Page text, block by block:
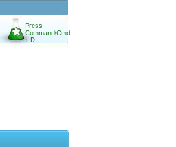
Press
Command/Cmd
+ D